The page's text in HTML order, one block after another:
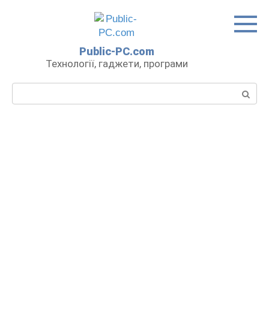
Public-PC.com
Технології, гаджети, програми